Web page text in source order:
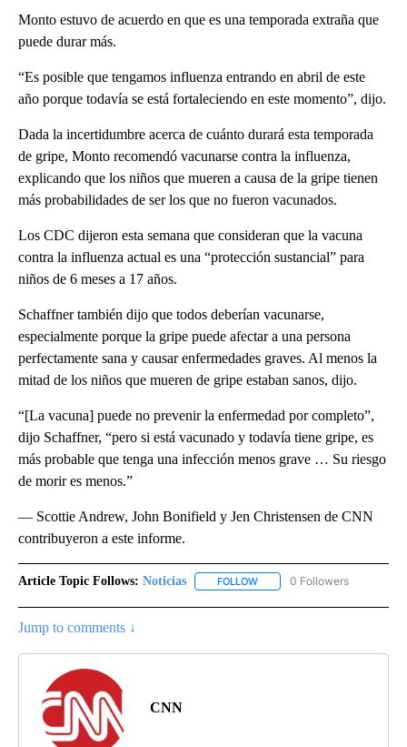
Monto estuvo de acuerdo en que es una temporada extraña que
puede durar más.
“Es posible que tengamos influenza entrando en abril de este
año porque todavía se está fortaleciendo en este momento”, dijo.
Dada la incertidumbre acerca de cuánto durará esta temporada
de gripe, Monto recomendó vacunarse contra la influenza,
explicando que los niños que mueren a causa de la gripe tienen
más probabilidades de ser los que no fueron vacunados.
Los CDC dijeron esta semana que consideran que la vacuna
contra la influenza actual es una “protección sustancial” para
niños de 6 meses a 17 años.
Schaffner también dijo que todos deberían vacunarse,
especialmente porque la gripe puede afectar a una persona
perfectamente sana y causar enfermedades graves. Al menos la
mitad de los niños que mueren de gripe estaban sanos, dijo.
“[La vacuna] puede no prevenir la enfermedad por completo”,
dijo Schaffner, “pero si está vacunado y todavía tiene gripe, es
más probable que tenga una infección menos grave … Su riesgo
de morir es menos.”
— Scottie Andrew, John Bonifield y Jen Christensen de CNN
contribuyeron a este informe.
Article Topic Follows: Noticias FOLLOW FOLLOW "NOTICIAS" TO
0 Followers
Jump to comments ↓
CNN